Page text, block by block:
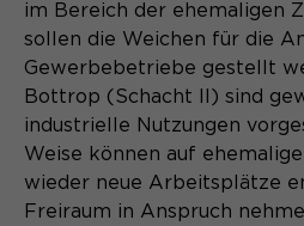
im Bereich der ehemaligen
sollen die Weichen für die
Gewerbebetriebe gestellt
Bottrop (Schacht II) sind
industrielle Nutzungen
Weise können auf
wieder neue Arbeitsplätze
Freiraum in Anspruch